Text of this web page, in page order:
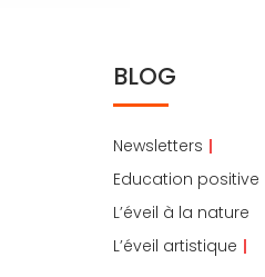
BLOG
Newsletters
Education positive
L’éveil à la nature
L’éveil artistique